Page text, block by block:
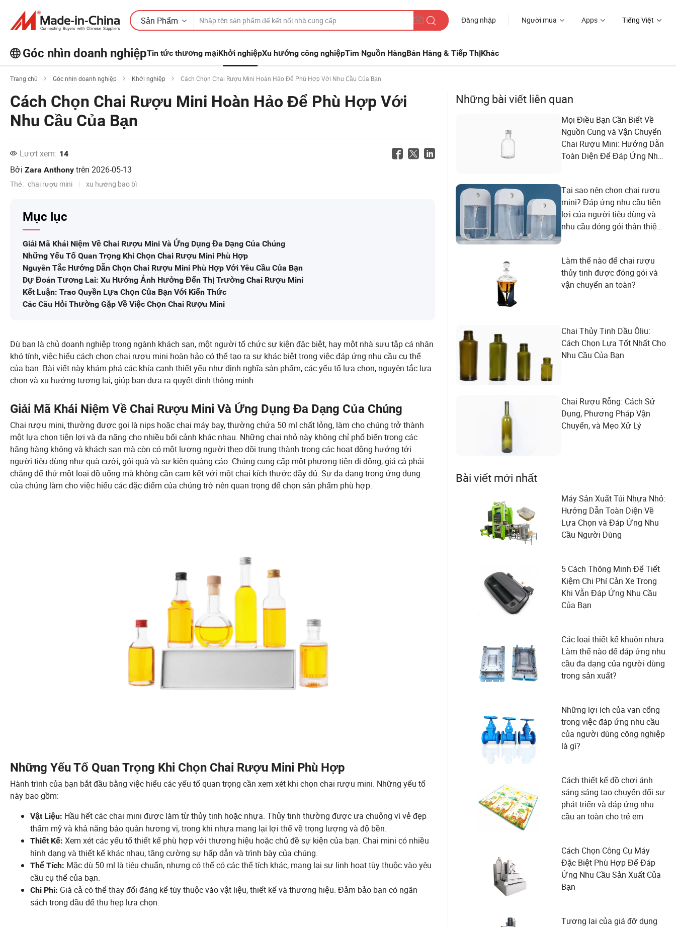
Sản Phẩm Đăng nhập Người mua Apps Tiếng Việt
Góc nhìn doanh nghiệpTin tức thương mạiKhởi nghiệpXu hướng công nghiệpTìm Nguồn HàngBán Hàng & Tiếp ThịKhác
Khám phá thêm các bài viết phổ biến
Xem Thêm
Trang chủ Góc nhìn doanh nghiệp Khởi nghiệp Cách Chọn Chai Rượu Mini Hoàn Hảo Để Phù Hợp Với Nhu Cầu Của Bạn
Cách Chọn Chai Rượu Mini Hoàn Hảo Để Phù Hợp Với
Nhu Cầu Của Bạn
Lượt xem: 14
Bởi Zara Anthony trên 2026-05-13
Thẻ: chai rượu mini xu hướng bao bì
Mục lục
Giải Mã Khái Niệm Về Chai Rượu Mini Và Ứng Dụng Đa Dạng Của Chúng
Những Yếu Tố Quan Trọng Khi Chọn Chai Rượu Mini Phù Hợp
Nguyên Tắc Hướng Dẫn Chọn Chai Rượu Mini Phù Hợp Với Yêu Cầu Của Bạn
Dự Đoán Tương Lai: Xu Hướng Ảnh Hưởng Đến Thị Trường Chai Rượu Mini
Kết Luận: Trao Quyền Lựa Chọn Của Bạn Với Kiến Thức
Các Câu Hỏi Thường Gặp Về Việc Chọn Chai Rượu Mini
Dù bạn là chủ doanh nghiệp trong ngành khách sạn, một người tổ chức sự kiện đặc biệt, hay một nhà sưu tập cá nhân
khó tính, việc hiểu cách chọn chai rượu mini hoàn hảo có thể tạo ra sự khác biệt trong việc đáp ứng nhu cầu cụ thể
của bạn. Bài viết này khám phá các khía cạnh thiết yếu như định nghĩa sản phẩm, các yếu tố lựa chọn, nguyên tắc lựa
chọn và xu hướng tương lai, giúp bạn đưa ra quyết định thông minh.
Giải Mã Khái Niệm Về Chai Rượu Mini Và Ứng Dụng Đa Dạng Của Chúng
Chai rượu mini, thường được gọi là nips hoặc chai máy bay, thường chứa 50 ml chất lỏng, làm cho chúng trở thành
một lựa chọn tiện lợi và đa năng cho nhiều bối cảnh khác nhau. Những chai nhỏ này không chỉ phổ biến trong các
hãng hàng không và khách sạn mà còn có một lượng người theo dõi trung thành trong các hoạt động hướng tới
người tiêu dùng như quà cưới, gói quà và sự kiện quảng cáo. Chúng cung cấp một phương tiện di động, giá cả phải
chăng để thử một loại đồ uống mà không cần cam kết với một chai kích thước đầy đủ. Sự đa dạng trong ứng dụng
của chúng làm cho việc hiểu các đặc điểm của chúng trở nên quan trọng để chọn sản phẩm phù hợp.
Những Yếu Tố Quan Trọng Khi Chọn Chai Rượu Mini Phù Hợp
Hành trình của bạn bắt đầu bằng việc hiểu các yếu tố quan trọng cần xem xét khi chọn chai rượu mini. Những yếu tố
này bao gồm:
Vật Liệu: Hầu hết các chai mini được làm từ thủy tinh hoặc nhựa. Thủy tinh thường được ưa chuộng vì vẻ đẹp
thẩm mỹ và khả năng bảo quản hương vị, trong khi nhựa mang lại lợi thế về trọng lượng và độ bền.
Thiết Kế: Xem xét các yếu tố thiết kế phù hợp với thương hiệu hoặc chủ đề sự kiện của bạn. Chai mini có nhiều
hình dạng và thiết kế khác nhau, tăng cường sự hấp dẫn và trình bày của chúng.
Thể Tích: Mặc dù 50 ml là tiêu chuẩn, nhưng có thể có các thể tích khác, mang lại sự linh hoạt tùy thuộc vào yêu
cầu cụ thể của bạn.
Chi Phí: Giá cả có thể thay đổi đáng kể tùy thuộc vào vật liệu, thiết kế và thương hiệu. Đảm bảo bạn có ngân
sách trong đầu để thu hẹp lựa chọn.
Những bài viết liên quan
Mọi Điều Bạn Cần Biết Về
Nguồn Cung và Vận Chuyển
Chai Rượu Mini: Hướng Dẫn
Toàn Diện Để Đáp Ứng Nhu
Tại sao nên chọn chai rượu
mini? Đáp ứng nhu cầu tiện
lợi của người tiêu dùng và
nhu cầu đóng gói thân thiện
Làm thế nào để chai rượu
thủy tinh được đóng gói và
vận chuyển an toàn?
Chai Thủy Tinh Dầu Ôliu:
Cách Chọn Lựa Tốt Nhất Cho
Nhu Cầu Của Bạn
Chai Rượu Rỗng: Cách Sử
Dụng, Phương Pháp Vận
Chuyển, và Mẹo Xử Lý
Bài viết mới nhất
Máy Sản Xuất Túi Nhựa Nhỏ:
Hướng Dẫn Toàn Diện Về
Lựa Chọn và Đáp Ứng Nhu
Cầu Người Dùng
5 Cách Thông Minh Để Tiết
Kiệm Chi Phí Cản Xe Trong
Khi Vẫn Đáp Ứng Nhu Cầu
Của Bạn
Các loại thiết kế khuôn nhựa:
Làm thế nào để đáp ứng nhu
cầu đa dạng của người dùng
trong sản xuất?
Những lợi ích của van cổng
trong việc đáp ứng nhu cầu
của người dùng công nghiệp
là gì?
Cách thiết kế đồ chơi ánh
sáng sáng tạo chuyển đổi sự
phát triển và đáp ứng nhu
cầu an toàn cho trẻ em
Cách Chọn Công Cụ Máy
Đặc Biệt Phù Hợp Để Đáp
Ứng Nhu Cầu Sản Xuất Của
Bạn
Tương lai của giá đỡ dụng